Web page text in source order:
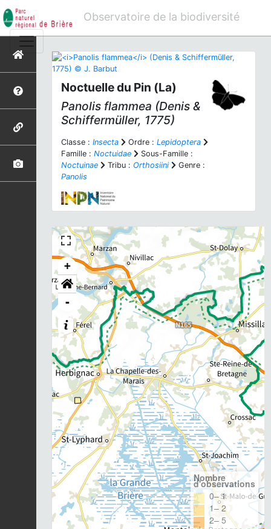
Observatoire de la biodiversité
Noctuelle du Pin (La)
Panolis flammea (Denis &
Schiffermüller, 1775)
Classe : Insecta Ordre : Lepidoptera
Famille : Noctuidae
Sous-Famille :
Noctuinae
Tribu : Orthosiini
Genre :
Panolis
+
-
Nombre
d'observations
0– 1
1– 2
2– 5